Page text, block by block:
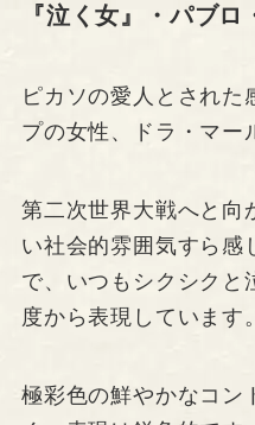
『泣く女』・パブ
ピカソの愛人とされた
プの女性、ドラ・マー
第二次世界大戦へと向
い社会的雰囲気すら感
で、いつもシクシクと
度から表現しています。
極彩色の鮮やかなコン